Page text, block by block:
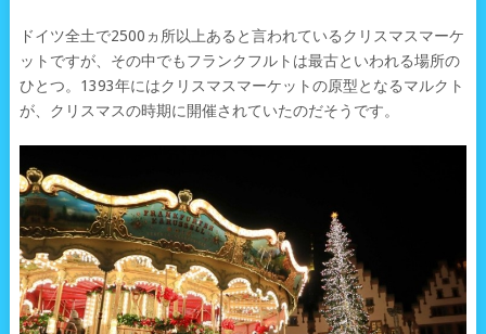
ドイツ全土で2500ヵ所以上あると言われているクリスマスマーケ
ットですが、その中でもフランクフルトは最古といわれる場所の
ひとつ。1393年にはクリスマスマーケットの原型となるマルクト
が、クリスマスの時期に開催されていたのだそうです。